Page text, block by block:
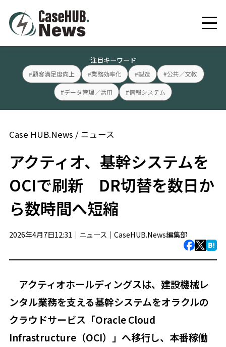
注目キーワード
#顧客満足度向上 #業務効率化 #製造 #公共／文教
#データ管理／活用 #情報システム
Case HUB.News / ニュース
アクティオ、基幹システムを
OCIで刷新 DR切替を数日か
ら数時間へ短縮
2026年4月7日12:31｜ ニュース ｜ CaseHUB.News編集部
アクティオホールディングスは、建設機械レ
ンタル業務を支える基幹システムをオラクルの
クラウドサービス「Oracle Cloud
Infrastructure（OCI）」へ移行し、本番稼働